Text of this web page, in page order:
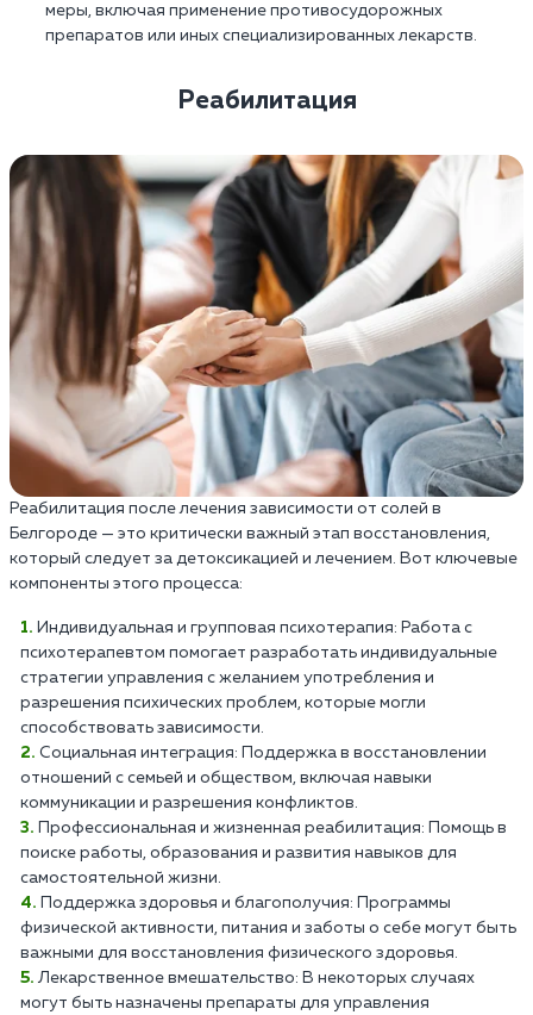
меры, включая применение противосудорожных
препаратов или иных специализированных лекарств.
Реабилитация
Реабилитация после лечения зависимости от солей в
Белгороде — это критически важный этап восстановления,
который следует за детоксикацией и лечением. Вот ключевые
компоненты этого процесса:
Индивидуальная и групповая психотерапия: Работа с
психотерапевтом помогает разработать индивидуальные
стратегии управления с желанием употребления и
разрешения психических проблем, которые могли
способствовать зависимости.
Социальная интеграция: Поддержка в восстановлении
отношений с семьей и обществом, включая навыки
коммуникации и разрешения конфликтов.
Профессиональная и жизненная реабилитация: Помощь в
поиске работы, образования и развития навыков для
самостоятельной жизни.
Поддержка здоровья и благополучия: Программы
физической активности, питания и заботы о себе могут быть
важными для восстановления физического здоровья.
Лекарственное вмешательство: В некоторых случаях
могут быть назначены препараты для управления